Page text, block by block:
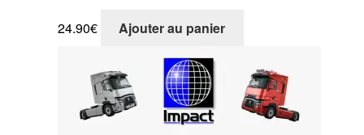
24.90€ Ajouter au panier